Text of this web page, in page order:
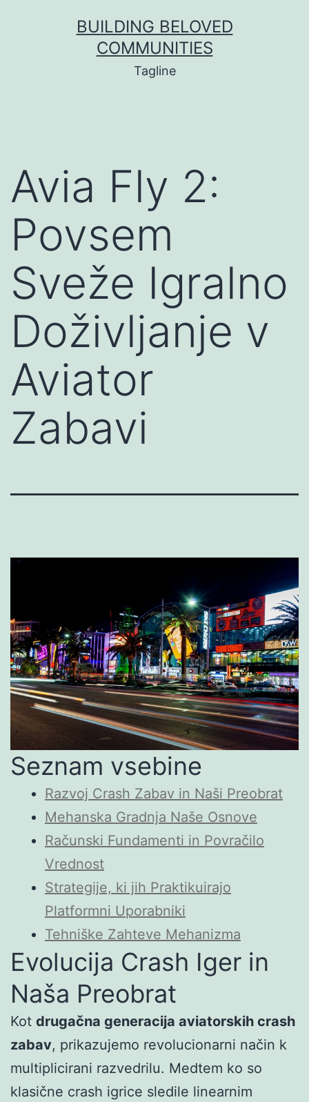
BUILDING BELOVED
COMMUNITIES
Tagline
Avia Fly 2:
Povsem
Sveže Igralno
Doživljanje v
Aviator
Zabavi
Seznam vsebine
Razvoj Crash Zabav in Naši Preobrat
Mehanska Gradnja Naše Osnove
Računski Fundamenti in Povračilo
Vrednost
Strategije, ki jih Praktikuirajo
Platformni Uporabniki
Tehniške Zahteve Mehanizma
Evolucija Crash Iger in
Naša Preobrat
Kot drugačna generacija aviatorskih crash
zabav, prikazujemo revolucionarni način k
multiplicirani razvedrilu. Medtem ko so
klasične crash igrice sledile linearnim